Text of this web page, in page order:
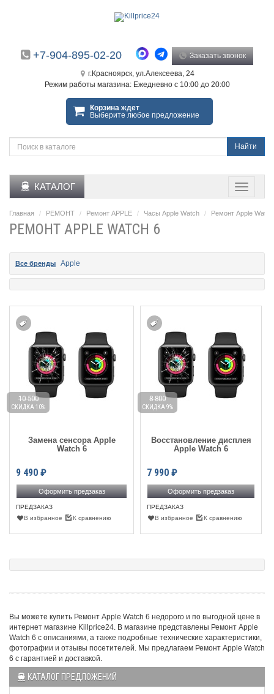
+7-904-895-02-20 Заказать звонок
г.Красноярск, ул.Алексеева, 24
Режим работы магазина: Ежедневно с 10:00 до 20:00
Корзина ждет
Выберите любое предложение
Найти
КАТАЛОГ
Главная РЕМОНТ Ремонт APPLE Часы Apple Watch Ремонт Apple
РЕМОНТ APPLE WATCH 6
Все бренды Apple
Замена сенсора Apple
Watch 6
9 490 ₽
10 500
СКИДКА 10%
Оформить предзаказ
ПРЕДЗАКАЗ
В избранное
К сравнению
Восстановление дисплея
Apple Watch 6
7 990 ₽
8 800
СКИДКА 9%
Оформить предзаказ
ПРЕДЗАКАЗ
В избранное
К сравнению
Вы можете купить Ремонт Apple Watch 6 недорого и по выгодной цене в
интернет магазине Killprice24. В магазине представлены Ремонт Apple
Watch 6 с описаниями, а также подробные технические характеристики,
фотографии и отзывы посетителей. Мы предлагаем Ремонт Apple Watch
6 с гарантией и доставкой.
КАТАЛОГ ПРЕДЛОЖЕНИЙ